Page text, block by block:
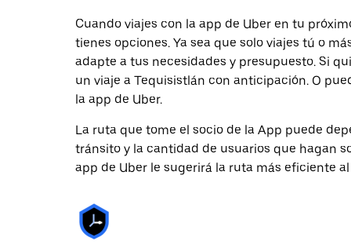
Cuando viajes con la app de Uber en tu
tienes opciones. Ya sea que solo viajes tú o
adapte a tus necesidades y presupuesto. Si
un viaje a Tequisistlán con anticipación. O
la app de Uber.
La ruta que tome el socio de la App puede
tránsito y la cantidad de usuarios que hagan
app de Uber le sugerirá la ruta más eficiente